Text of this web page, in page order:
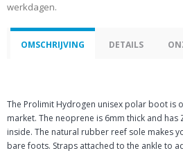
werkdagen.
OMSCHRIJVING DETAILS
The Prolimit Hydrogen unisex polar boot is
market. The neoprene is 6mm thick and
inside. The natural rubber reef sole makes
bare foots. Straps attached to the ankle to